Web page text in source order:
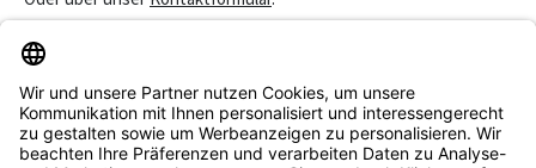
Service & Beratung